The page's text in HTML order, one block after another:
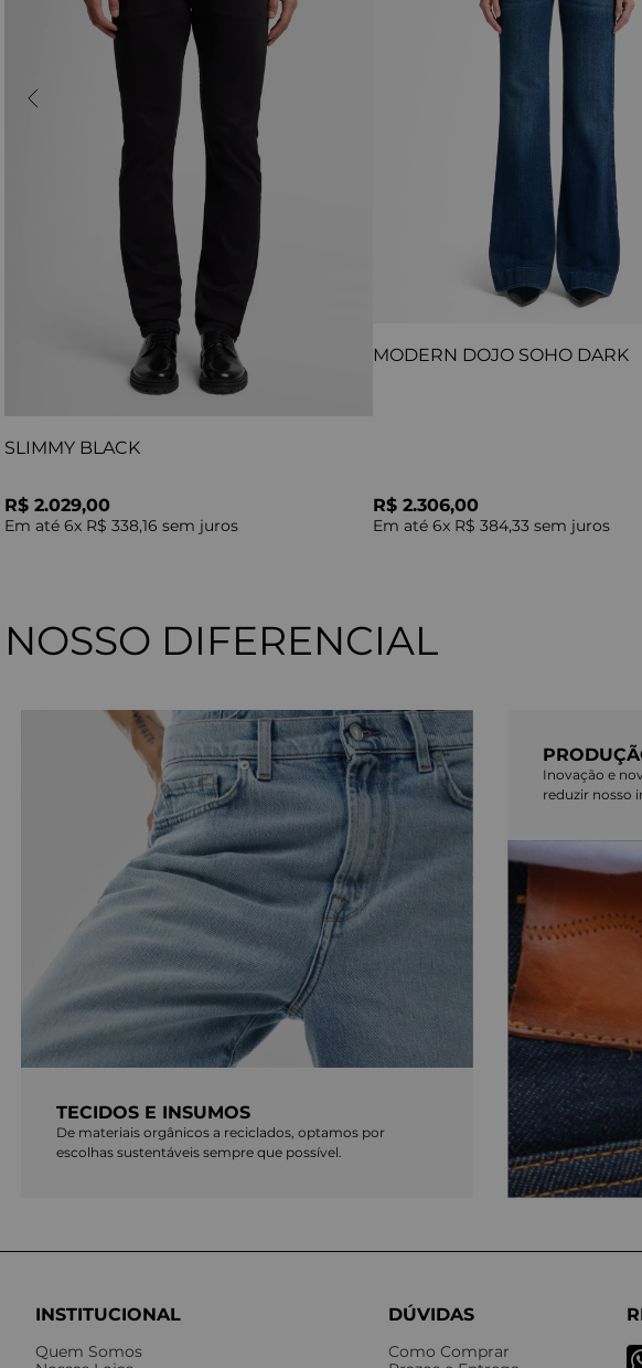
SLIMMY BLACK
R$ 2.029,00
Em até 6x R$ 338,16 sem juros
MODERN DOJO SOHO DARK
R$ 2.306,00
Em até 6x R$ 384,33 sem juros
NOSSO DIFERENCIAL
TECIDOS E INSUMOS
De materiais orgânicos a reciclados, optamos por
escolhas sustentáveis sempre que possível.
Inovação e
reduzir nosso
INSTITUCIONAL
Quem Somos
DÚVIDAS
Como Comprar